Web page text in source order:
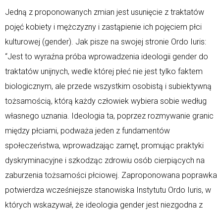
Jedną z proponowanych zmian jest usunięcie z traktatów
pojęć kobiety i mężczyzny i zastąpienie ich pojęciem płci
kulturowej (gender). Jak pisze na swojej stronie Ordo Iuris:
“Jest to wyraźna próba wprowadzenia ideologii gender do
traktatów unijnych, wedle której płeć nie jest tylko faktem
biologicznym, ale przede wszystkim osobistą i subiektywną
tożsamością, którą każdy człowiek wybiera sobie według
własnego uznania. Ideologia ta, poprzez rozmywanie granic
między płciami, podważa jeden z fundamentów
społeczeństwa, wprowadzając zamęt, promując praktyki
dyskryminacyjne i szkodząc zdrowiu osób cierpiących na
zaburzenia tożsamości płciowej. Zaproponowana poprawka
potwierdza wcześniejsze stanowiska Instytutu Ordo Iuris, w
których wskazywał, że ideologia gender jest niezgodna z